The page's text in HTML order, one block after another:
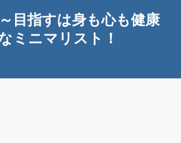
目指すは身も心も健康
ミニマリスト！